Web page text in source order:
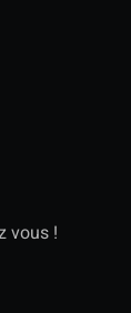
vous !